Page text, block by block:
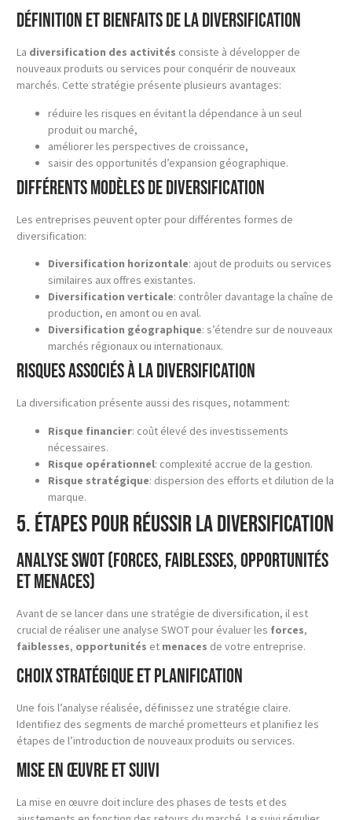
Définition et bienfaits de la diversification
La diversification des activités consiste à développer de
nouveaux produits ou services pour conquérir de nouveaux
marchés. Cette stratégie présente plusieurs avantages:
réduire les risques en évitant la dépendance à un seul
produit ou marché,
améliorer les perspectives de croissance,
saisir des opportunités d’expansion géographique.
Différents modèles de diversification
Les entreprises peuvent opter pour différentes formes de
diversification:
Diversification horizontale: ajout de produits ou services
similaires aux offres existantes.
Diversification verticale: contrôler davantage la chaîne de
production, en amont ou en aval.
Diversification géographique: s’étendre sur de nouveaux
marchés régionaux ou internationaux.
Risques associés à la diversification
La diversification présente aussi des risques, notamment:
Risque financier: coût élevé des investissements
nécessaires.
Risque opérationnel: complexité accrue de la gestion.
Risque stratégique: dispersion des efforts et dilution de la
marque.
5. Étapes pour Réussir la Diversification
Analyse SWOT (Forces, faiblesses, opportunités
et menaces)
Avant de se lancer dans une stratégie de diversification, il est
crucial de réaliser une analyse SWOT pour évaluer les forces,
faiblesses, opportunités et menaces de votre entreprise.
Choix stratégique et planification
Une fois l’analyse réalisée, définissez une stratégie claire.
Identifiez des segments de marché prometteurs et planifiez les
étapes de l’introduction de nouveaux produits ou services.
Mise en œuvre et suivi
La mise en œuvre doit inclure des phases de tests et des